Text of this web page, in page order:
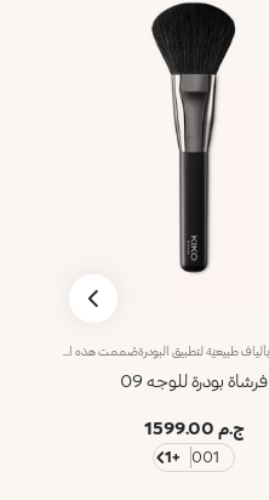
فرشاة بودرة للوجه 09
ج.م 1599.00
001
+1